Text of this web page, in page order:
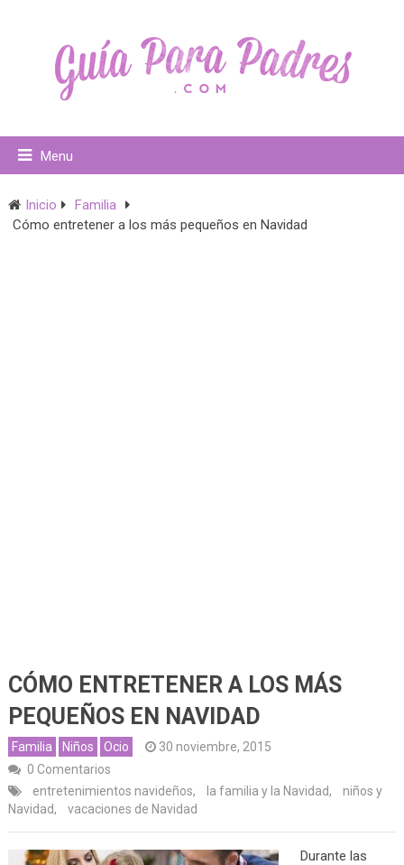
Menu
Inicio
Familia
Cómo entretener a los más pequeños en Navidad
CÓMO ENTRETENER A LOS MÁS
PEQUEÑOS EN NAVIDAD
Familia Niños Ocio
30 noviembre, 2015
0 Comentarios
entretenimientos navideños, la familia y la Navidad,
niños y
Navidad, vacaciones de Navidad
Durante las